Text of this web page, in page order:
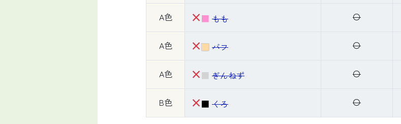
A色 × もも 〇
A色 × バフ 〇
A色 × ぎんねず 〇
B色 × くろ 〇